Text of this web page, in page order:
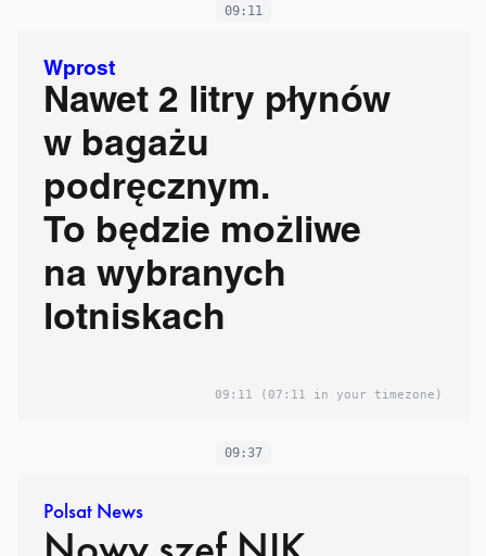
09:11
Wprost
Nawet 2 litry płynów
w bagażu
podręcznym.
To będzie możliwe
na wybranych
lotniskach
09:11 (07:11 in your timezone)
09:37
Polsat News